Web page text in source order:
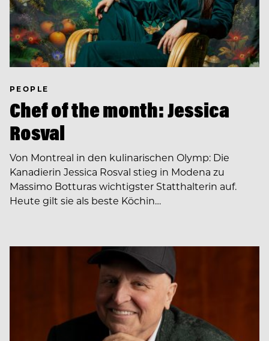
PEOPLE
Chef of the month: Jessica
Rosval
Von Montreal in den kulinarischen Olymp: Die
Kanadierin Jessica Rosval stieg in Modena zu
Massimo Botturas wichtigster Statthalterin auf.
Heute gilt sie als beste Köchin…